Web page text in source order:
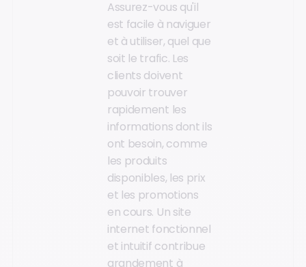
Assurez-vous qu'il
est facile à naviguer
et à utiliser, quel que
soit le trafic. Les
clients doivent
pouvoir trouver
rapidement les
informations dont ils
ont besoin, comme
les produits
disponibles, les prix
et les promotions
en cours. Un site
internet fonctionnel
et intuitif contribue
grandement à